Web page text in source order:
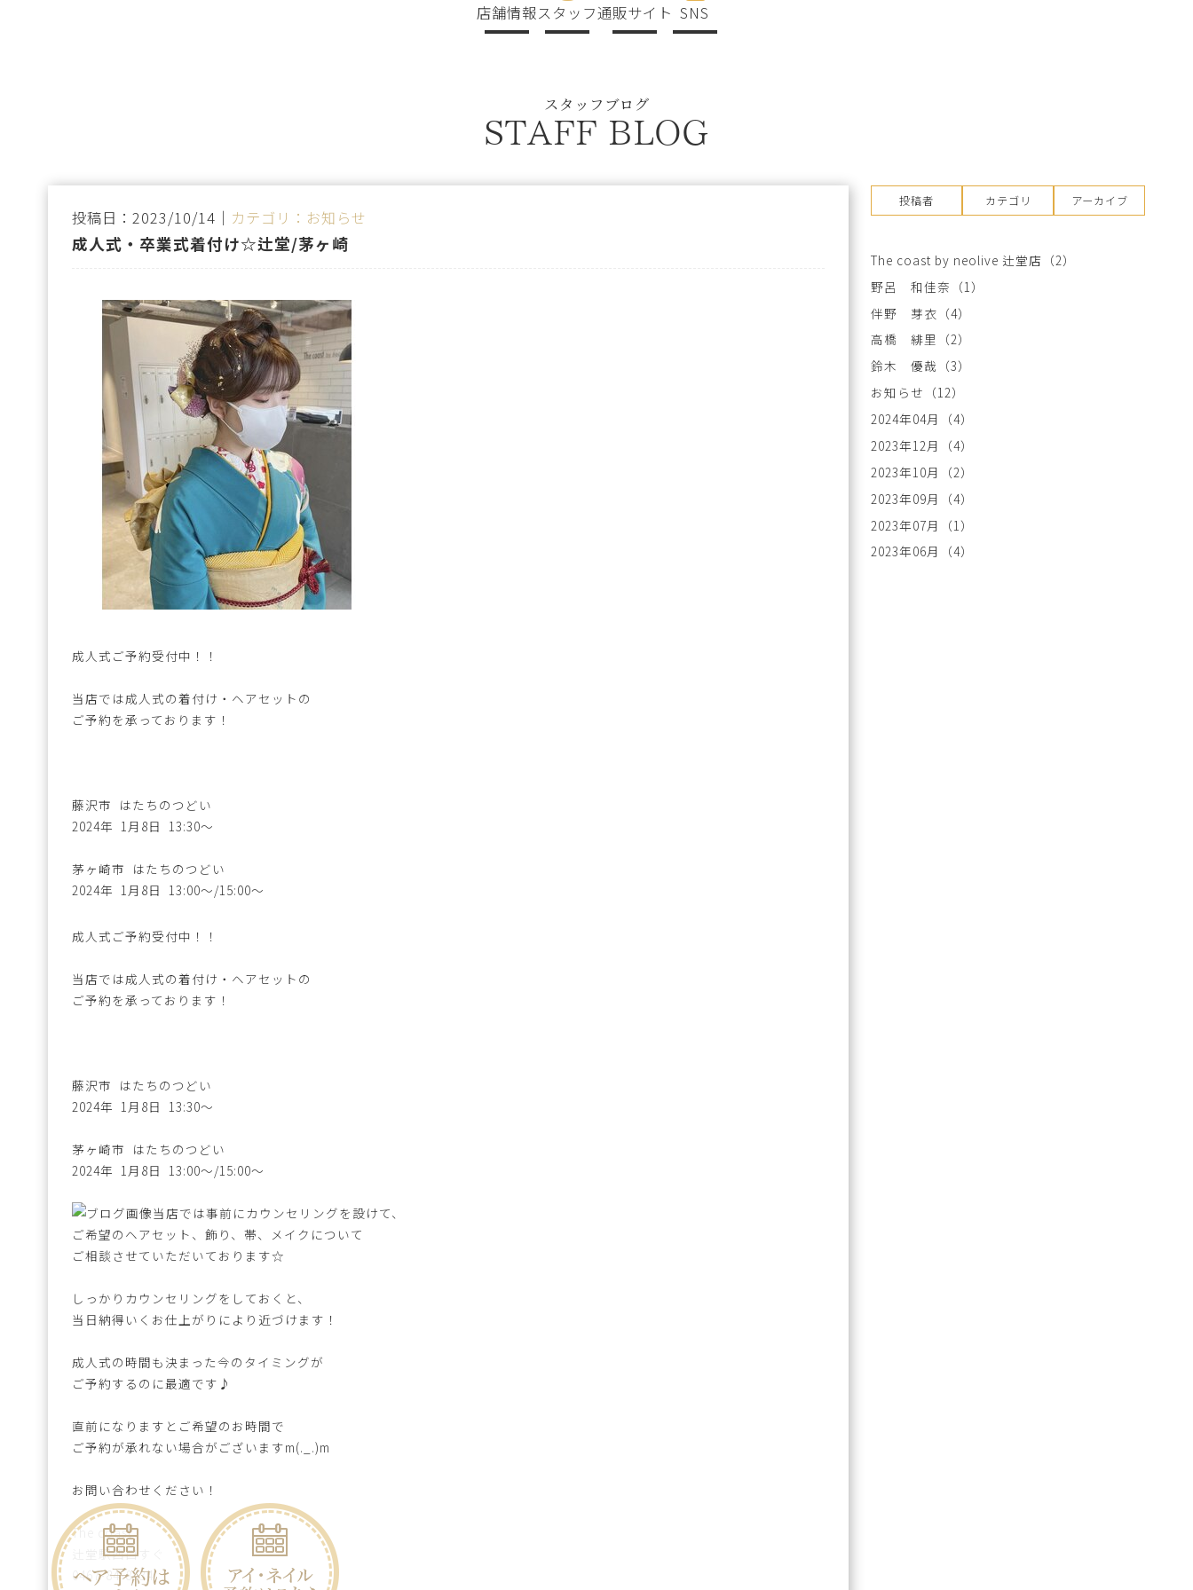
店舗情報スタッフ通販サイト SNS
スタッフブログ
STAFF BLOG
投稿日：2023/10/14｜ カテゴリ：お知らせ
成人式・卒業式着付け☆辻堂/茅ヶ崎
成人式ご予約受付中！！
当店では成人式の着付け・ヘアセットの
ご予約を承っております！
藤沢市 はたちのつどい
2024年 1月8日 13:30～
茅ヶ崎市 はたちのつどい
2024年 1月8日 13:00～/15:00～
成人式ご予約受付中！！
当店では成人式の着付け・ヘアセットの
ご予約を承っております！
藤沢市 はたちのつどい
2024年 1月8日 13:30～
茅ヶ崎市 はたちのつどい
2024年 1月8日 13:00～/15:00～
当店では事前にカウンセリングを設けて、
ご希望のヘアセット、飾り、帯、メイクについて
ご相談させていただいております☆
しっかりカウンセリングをしておくと、
当日納得いくお仕上がりにより近づけます！
成人式の時間も決まった今のタイミングが
ご予約するのに最適です♪
直前になりますとご希望のお時間で
ご予約が承れない場合がございますm(._.)m
お問い合わせください！
The coast
辻堂駅西口すぐ
0467-84-8434
投稿者 カテゴリ アーカイブ
The coast by neolive 辻堂店 （2）
野呂 和佳奈 （1）
伴野 芽衣 （4）
高橋 緋里
（2）
鈴木 優哉 （3）
お知らせ （12）
2024年04月
（4）
2023年12月
（4）
2023年10月
（2）
2023年09月
（4）
2023年07月
（1）
2023年06月
（4）